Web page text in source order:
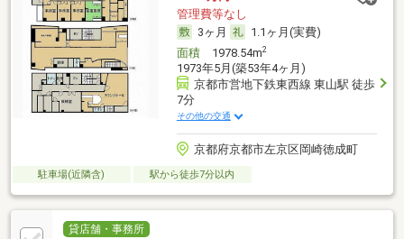
管理費等なし
3ヶ月
1.1ヶ月(実費)
面積1978.54m2
1973年5月(築53年4ヶ月)
京都市営地下鉄東西線 東山駅 徒歩
7分
その他の交通
京都府京都市左京区岡崎徳成町
駐車場(近隣含) 駅から徒歩7分以内
貸店舗・事務所